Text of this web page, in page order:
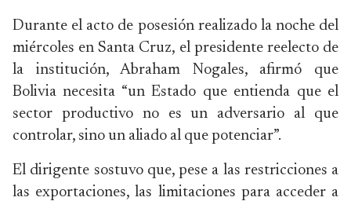
Durante el acto de posesión realizado la noche del
miércoles en Santa Cruz, el presidente reelecto de
la institución,Abraham Nogales, afirmó que
Bolivia necesita “un Estado que entienda que el
sector productivo no es un adversario al que
controlar, sino un aliado al que potenciar”.
El dirigente sostuvo que, pese a las restricciones a
las exportaciones, las limitaciones para acceder a